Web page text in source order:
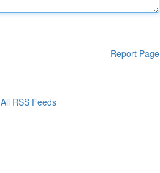
Report Page
All RSS Feeds